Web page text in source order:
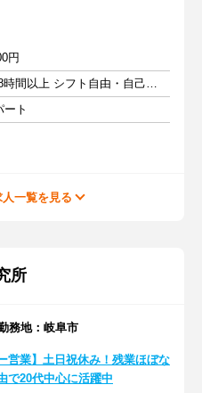
円
週5日以上 1日8時間以上 シフト自由・自己申告
ート
一覧を見る
所
務地：岐阜市
営業】土日祝休み！残業ほぼな
で20代中心に活躍中